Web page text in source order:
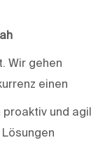
Wir gehen
einen
und agil